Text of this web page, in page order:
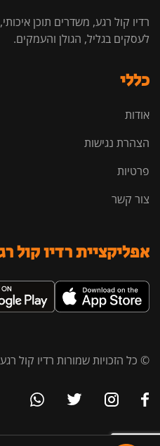
רדיו קול רגע, משדרים תוכן
לעסקים בגליל, הגולן והעמקים.
כללי
אודות
הצהרת נגישות
פרטיות
צור קשר
אפליקציית רדיו קול
© כל הזכויות שמורות רדיו קול רגע 96FM 91.5FM